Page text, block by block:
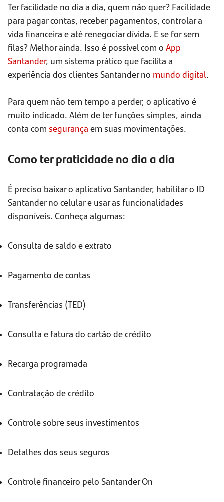
Ter facilidade no dia a dia, quem não quer? Facilidade
para pagar contas, receber pagamentos, controlar a
vida financeira e até renegociar dívida. E se for sem
filas? Melhor ainda. Isso é possível com o App
Santander, um sistema prático que facilita a
experiência dos clientes Santander no mundo digital.
Para quem não tem tempo a perder, o aplicativo é
muito indicado. Além de ter funções simples, ainda
conta com segurança em suas movimentações.
Como ter praticidade no dia a dia
É preciso baixar o aplicativo Santander, habilitar o ID
Santander no celular e usar as funcionalidades
disponíveis. Conheça algumas:
Consulta de saldo e extrato
Pagamento de contas
Transferências (TED)
Consulta e fatura do cartão de crédito
Recarga programada
Contratação de crédito
Controle sobre seus investimentos
Detalhes dos seus seguros
Controle financeiro pelo Santander On